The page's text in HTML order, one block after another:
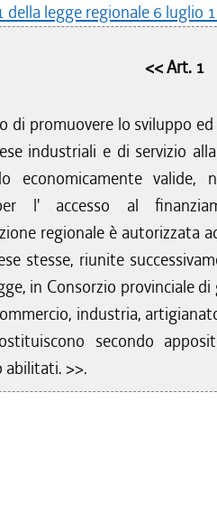
della legge regionale 6 luglio
<< Art. 1
di promuovere lo sviluppo
industriali e di servizio
economicamente valide,
l' accesso al
regionale è autorizzata
stesse, riunite
in Consorzio provinciale
industria,
secondo
abilitati. >>.